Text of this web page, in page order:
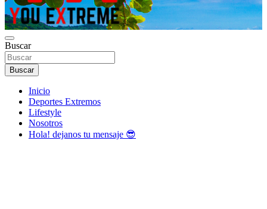
YOU EXTREME
YX Deportes Extremos Lifestyle
Buscar
Buscar
Inicio
Deportes Extremos
Lifestyle
Nosotros
Hola! dejanos tu mensaje 😎